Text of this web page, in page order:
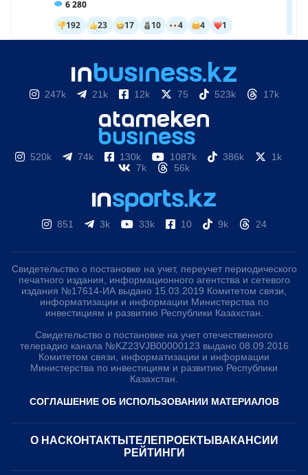
247k 21k 12k 75 523k 17k
520k 74k 130k 1087k 386k
1k
7k
56k
851 3k 33k 10 9k 24
Свидетельство о постановке на учет, переучет периодического
печатного издания, информационного агентства и сетевого
издания №17614-ИА выдано 15.03.2019 Комитетом связи,
информатизации и информации Министерства по
инвестициям и развитию Республики Казахстан.
Свидетельство о постановке на учет отечественного
телерадио канала №KZ23VJB00000123 выдано 08.09.2016
Комитетом связи, информатизации и информации
Министерства по инвестициям и развитию Республики
Казахстан.
СОГЛАШЕНИЕ ОБ ИСПОЛЬЗОВАНИИ МАТЕРИАЛОВ
О НАС КОНТАКТЫ ТЕЛЕПРОЕКТЫ ВАКАНСИИ
РЕЙТИНГИ